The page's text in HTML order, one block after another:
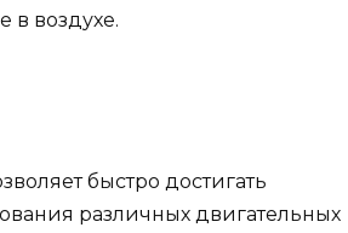
в воздухе.
быстро достигать
различных двигательных